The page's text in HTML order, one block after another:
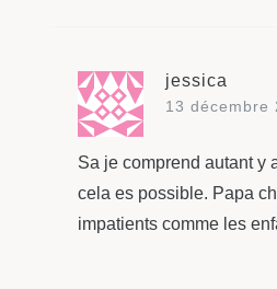
jessica
13 décembre
Sa je comprend autant y
cela es possible. Papa
impatients comme les